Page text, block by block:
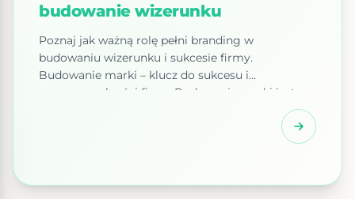
budowanie wizerunku
Poznaj jak ważną rolę pełni branding w
budowaniu wizerunku i sukcesie firmy.
Budowanie marki – klucz do sukcesu i
rozpoznawalności firmy Budowanie marki jest
kluczowym elementem dla osiągnięcia sukcesu i
rozpoznawalności firmy. Marka to nie tylko logo i
nazwa, to kompleksowy wizerunek i osobowość,